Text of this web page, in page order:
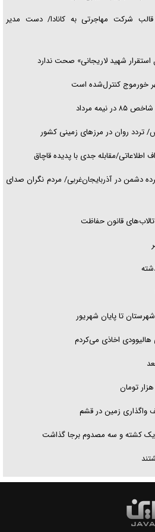
قالب شرکت مهاجرتی به کانادا/ دست مدیر
استقرار شهید لاریجانی» صحت ندارد
خورموج کنترل‌شده است
مرداد
تردد روان در مرز‌های زمینی کشور
اطلاعاتی/مقابله جدی با پدیده قاچاق
دشمن در آذربایجان‌غربی/ مردم نگران صدای
قانون حفاظت
هالیوودی اخاذی می‌کردم
واگذاری زمین در قشم